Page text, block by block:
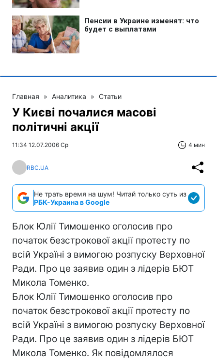
Главная » Аналитика » Статьи
У Києві почалися масові
політичні акції
11:34 12.07.2006 Ср 4 мин
RBC.UA
Не трать время на шум! Читай только суть из
РБК-Украина в Google
Блок Юлії Тимошенко оголосив про
початок безстрокової акції протесту по
всій Україні з вимогою розпуску Верховної
Ради. Про це заявив один з лідерів БЮТ
Микола Томенко.
Блок Юлії Тимошенко оголосив про
початок безстрокової акції протесту по
всій Україні з вимогою розпуску Верховної
Ради. Про це заявив один з лідерів БЮТ
Микола Томенко. Як повідомлялося